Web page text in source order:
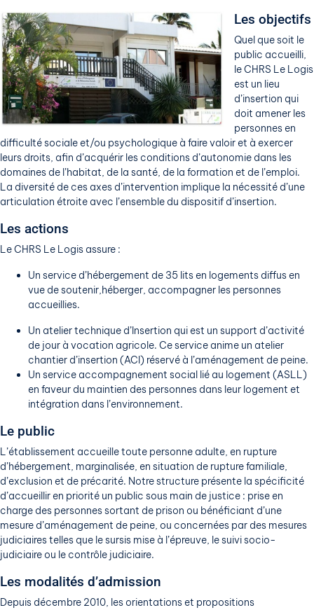
Les objectifs
Quel que soit le
public accueilli,
le CHRS Le Logis
est un lieu
d’insertion qui
doit amener les
personnes en
difficulté sociale et/ou psychologique à faire valoir et à exercer
leurs droits, afin d’acquérir les conditions d’autonomie dans les
domaines de l’habitat, de la santé, de la formation et de l’emploi.
La diversité de ces axes d’intervention implique la nécessité d’une
articulation étroite avec l’ensemble du dispositif d’insertion.
Les actions
Le CHRS Le Logis assure :
Un service d’hébergement de 35 lits en logements diffus en
vue de soutenir,héberger, accompagner les personnes
accueillies.
Un atelier technique d’Insertion qui est un support d’activité
de jour à vocation agricole. Ce service anime un atelier
chantier d’insertion (ACI) réservé à l’aménagement de peine.
Un service accompagnement social lié au logement (ASLL)
en faveur du maintien des personnes dans leur logement et
intégration dans l’environnement.
Le public
L’établissement accueille toute personne adulte, en rupture
d’hébergement, marginalisée, en situation de rupture familiale,
d’exclusion et de précarité. Notre structure présente la spécificité
d’accueillir en priorité un public sous main de justice : prise en
charge des personnes sortant de prison ou bénéficiant d’une
mesure d’aménagement de peine, ou concernées par des mesures
judiciaires telles que le sursis mise à l’épreuve, le suivi socio-
judiciaire ou le contrôle judiciaire.
Les modalités d’admission
Depuis décembre 2010, les orientations et propositions